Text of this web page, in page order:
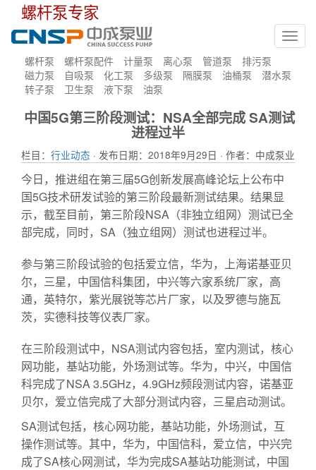
螺杆泵专家
螺杆泵 螺杆泵配件 计量泵 离心泵 管道泵
排污泵
磁力泵
自吸泵 化工泵 多级泵 隔膜泵 油桶泵
潜水泵
转子泵
卫生泵 液下泵 油泵
中国5G第三阶段测试：NSA全部完成 SA测试
进程过半
栏目： 行业动态 · 发布日期：2018年9月29日 · 作者：中成泵业
今日，推进组在第三届5G创新发展高峰论坛上公布中
国5G技术研发试验的第三阶段最新测试结果。结果显
示，截至目前，第三阶段NSA（非独立组网）测试已全
部完成，同时，SA（独立组网）测试也进程过半。
参与第三阶段试验的包括爱立信，华为，上海诺基亚贝
尔，三星，中国信科集团，中兴等六家系统厂家，高
通，英特尔，紫光展锐等芯片厂家，以及罗德与施瓦
茨，实德科技等仪表厂家。
在三阶段测试中，NSA测试内容包括，室内测试，核心
网功能，基站功能，外场测试等。华为，中兴，中国信
科完成了NSA 3.5GHz，4.9GHz频段测试内容，诺基亚
贝尔，爱立信完成了大部分测试内容，三星启动测试。
SA测试包括，核心网功能，基站功能，外场测试，互
操作测试等。其中，华为，中国信科，爱立信，中兴完
成了SA核心网测试，华为完成SA基站功能测试，中国